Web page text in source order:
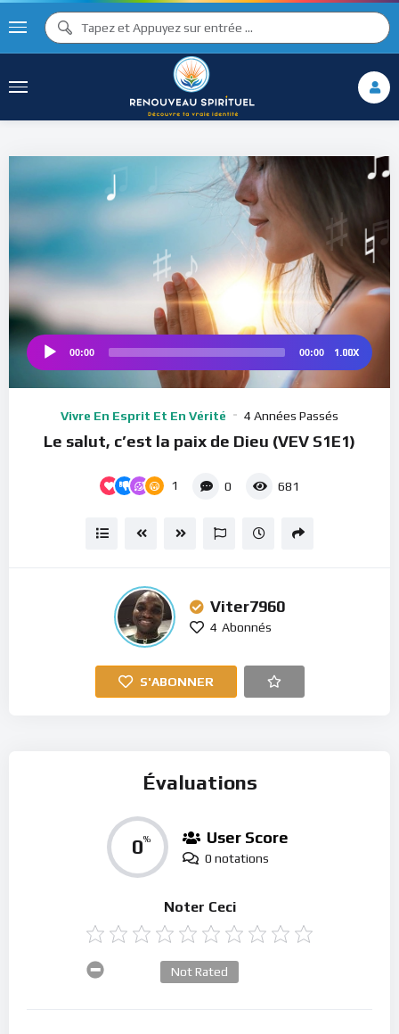
♫ ♩
♩
♪
♯ ♬
♫
♮
00:00 00:00 1.00X
Vivre En Esprit Et En Vérité 4 Années Passés
Le salut, c’est la paix de Dieu (VEV S1E1)
1 0 681
Viter7960
4 Abonnés
S'ABONNER
Évaluations
0% User Score
0 notations
Noter Ceci
Not Rated